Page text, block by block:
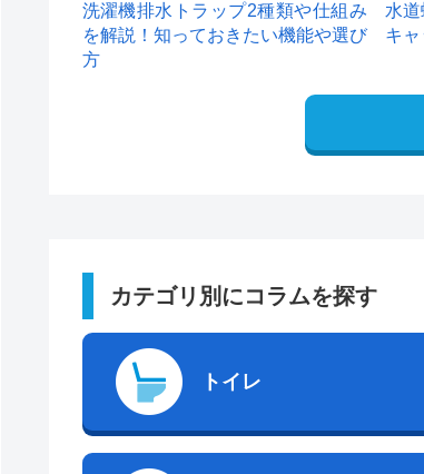
洗濯機排水トラップ2種類や仕組み
を解説！知っておきたい機能や選び
方
水
キ
カテゴリ別にコラムを探す
トイレ